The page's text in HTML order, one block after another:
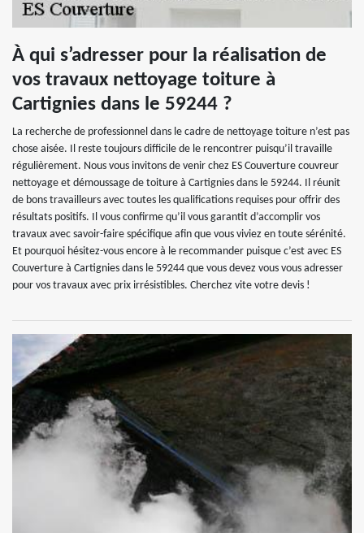
À qui s’adresser pour la réalisation de
vos travaux nettoyage toiture à
Cartignies dans le 59244 ?
La recherche de professionnel dans le cadre de nettoyage toiture n’est pas
chose aisée. Il reste toujours difficile de le rencontrer puisqu’il travaille
régulièrement. Nous vous invitons de venir chez ES Couverture couvreur
nettoyage et démoussage de toiture à Cartignies dans le 59244. Il réunit
de bons travailleurs avec toutes les qualifications requises pour offrir des
résultats positifs. Il vous confirme qu’il vous garantit d’accomplir vos
travaux avec savoir-faire spécifique afin que vous viviez en toute sérénité.
Et pourquoi hésitez-vous encore à le recommander puisque c’est avec ES
Couverture à Cartignies dans le 59244 que vous devez vous vous adresser
pour vos travaux avec prix irrésistibles. Cherchez vite votre devis !